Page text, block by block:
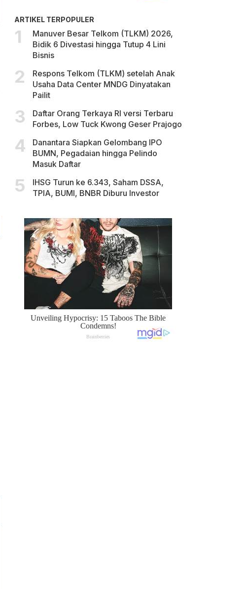
ARTIKEL TERPOPULER
Manuver Besar Telkom (TLKM) 2026,
Bidik 6 Divestasi hingga Tutup 4 Lini
Bisnis
Respons Telkom (TLKM) setelah Anak
Usaha Data Center MNDG Dinyatakan
Pailit
Daftar Orang Terkaya RI versi Terbaru
Forbes, Low Tuck Kwong Geser Prajogo
Danantara Siapkan Gelombang IPO
BUMN, Pegadaian hingga Pelindo
Masuk Daftar
IHSG Turun ke 6.343, Saham DSSA,
TPIA, BUMI, BNBR Diburu Investor